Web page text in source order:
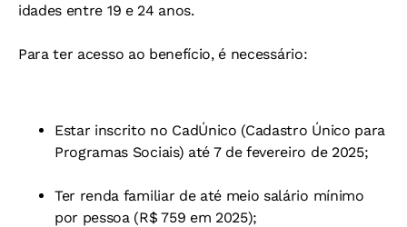
idades entre 19 e 24 anos.
Para ter acesso ao benefício, é necessário:
Estar inscrito no CadÚnico (Cadastro Único para
Programas Sociais) até 7 de fevereiro de 2025;
Ter renda familiar de até meio salário mínimo
por pessoa (R$ 759 em 2025);